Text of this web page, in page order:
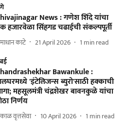
News : गणेश शिंदे यांचा
हजारवेळा सिंहगड चढाईची संकल्पपूर्ती
काटे 21 April 2026 1 min read
Bawankule :
'इंटेलिजन्स ब्युरो'साठी हक्काची
महसूलमंत्री चंद्रशेखर बावनकुळे यांचा
निर्णय
वृत्तसेवा 10 April 2026 1 min read